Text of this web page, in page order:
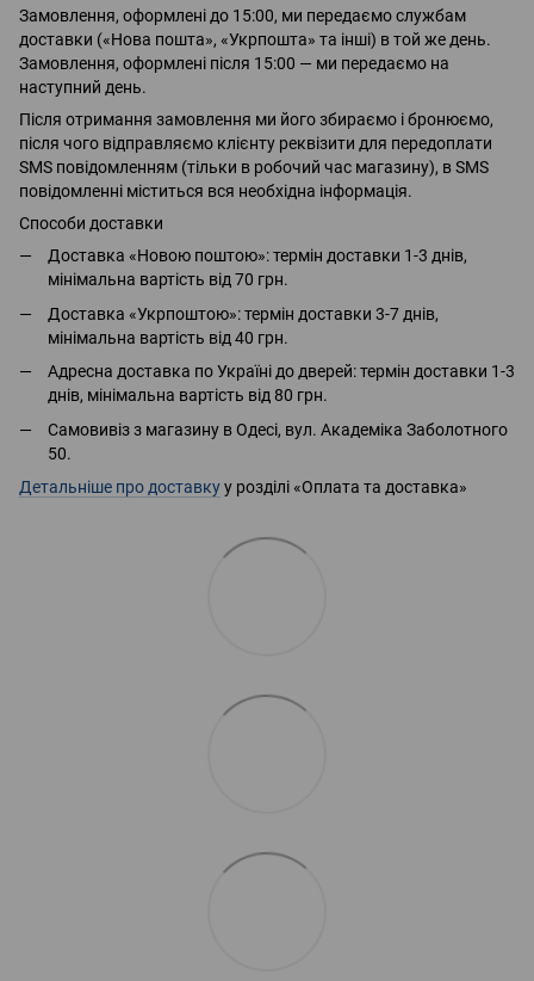
Замовлення, оформлені до 15:00, ми передаємо службам
доставки («Нова пошта», «Укрпошта» та інші) в той же день.
Замовлення, оформлені після 15:00 — ми передаємо на
наступний день.
Після отримання замовлення ми його збираємо і бронюємо,
після чого відправляємо клієнту реквізити для передоплати
SMS повідомленням (тільки в робочий час магазину), в SMS
повідомленні міститься вся необхідна інформація.
Способи доставки
Доставка «Новою поштою»: термін доставки 1-3 днів,
мінімальна вартість від 70 грн.
Доставка «Укрпоштою»: термін доставки 3-7 днів,
мінімальна вартість від 40 грн.
Адресна доставка по Україні до дверей: термін доставки 1-3
днів, мінімальна вартість від 80 грн.
Самовивіз з магазину в Одесі, вул. Академіка Заболотного
50.
Детальніше про доставкуу розділі «Оплата та доставка»